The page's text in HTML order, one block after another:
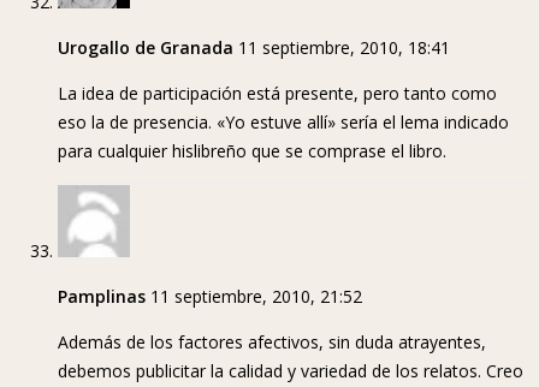
Urogallo de Granada 11 septiembre, 2010, 18:41
La idea de participación está presente, pero tanto como
eso la de presencia. «Yo estuve allí» sería el lema indicado
para cualquier hislibreño que se comprase el libro.
Pamplinas 11 septiembre, 2010, 21:52
Además de los factores afectivos, sin duda atrayentes,
debemos publicitar la calidad y variedad de los relatos. Creo